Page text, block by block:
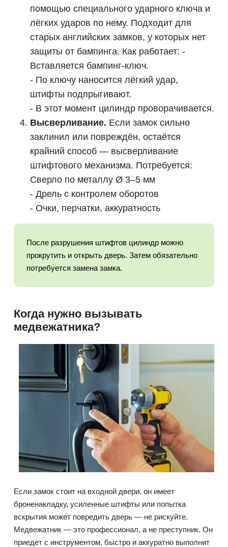
помощью специального ударного ключа и
лёгких ударов по нему. Подходит для
старых английских замков, у которых нет
защиты от бампинга. Как работает: -
Вставляется бампинг-ключ.
- По ключу наносится лёгкий удар,
штифты подпрыгивают.
- В этот момент цилиндр проворачивается.
Высверливание. Если замок сильно
заклинил или повреждён, остаётся
крайний способ — высверливание
штифтового механизма. Потребуется:
Сверло по металлу Ø 3–5 мм
- Дрель с контролем оборотов
- Очки, перчатки, аккуратность
После разрушения штифтов цилиндр можно
прокрутить и открыть дверь. Затем обязательно
потребуется замена замка.
Когда нужно вызывать
медвежатника?
Если замок стоит на входной двери, он имеет
броненакладку, усиленные штифты или попытка
вскрытия может повредить дверь — не рискуйте.
Медвежатник — это профессионал, а не преступник. Он
приедет с инструментом, быстро и аккуратно выполнит